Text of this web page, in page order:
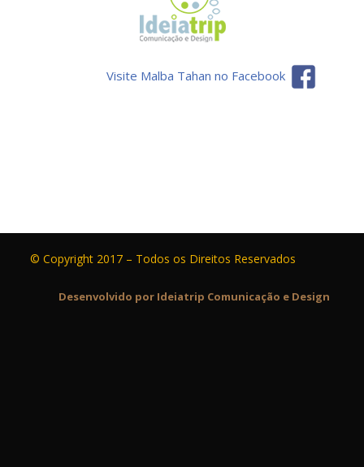
Visite Malba Tahan no Facebook
© Copyright 2017 – Todos os Direitos Reservados
Desenvolvido por Ideiatrip Comunicação e Design